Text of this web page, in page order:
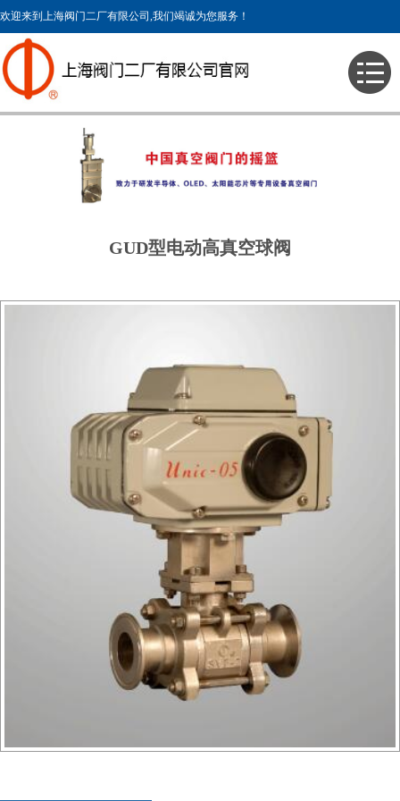
欢迎来到上海阀门二厂有限公司,我们竭诚为您服务！
> 产品展示 > 真空阀门 > 其它阀门 >
GUD型电动高真空球阀